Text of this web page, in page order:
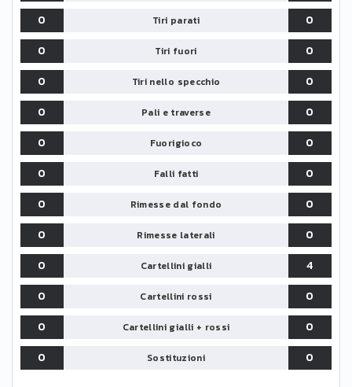
0 Tiri parati
0
0
Tiri fuori
0
0
Tiri nello specchio
0
0
Pali e traverse
0
0
Fuorigioco
0
0
Falli fatti
0
0
Rimesse dal fondo
0
0
Rimesse laterali
0
0
Cartellini gialli
4
0
Cartellini rossi
0
0
Cartellini gialli + rossi
0
0
Sostituzioni 0